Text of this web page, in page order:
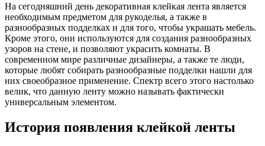
На сегодняшний день декоративная клейкая лента является
необходимым предметом для рукоделья, а также в
разнообразных подделках и для того, чтобы украшать мебель.
Кроме этого, они используются для создания разнообразных
узоров на стене, и позволяют украсить комнаты. В
современном мире различные дизайнеры, а также те люди,
которые любят собирать разнообразные подделки нашли для
них своеобразное применение. Спектр всего этого настолько
велик, что данную ленту можно называть фактически
универсальным элементом.
История появления клейкой ленты